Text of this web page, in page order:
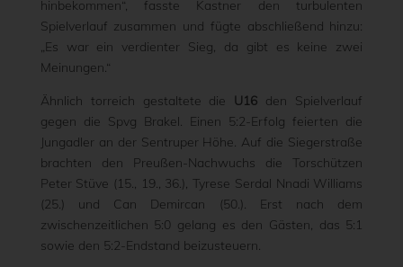
hinbekommen“, fasste Kastner den turbulenten
Spielverlauf zusammen und fügte abschließend hinzu:
„Es war ein verdienter Sieg, da gibt es keine zwei
Meinungen.“
Ähnlich torreich gestaltete die U16 den Spielverlauf
gegen die Spvg Brakel. Einen 5:2-Erfolg feierten die
Jungadler an der Sentruper Höhe. Auf die Siegerstraße
brachten den Preußen-Nachwuchs die Torschützen
Peter Stüve (15., 19., 36.), Tyrese Serdal Nnadi Williams
(25.) und Can Demircan (50.). Erst nach dem
zwischenzeitlichen 5:0 gelang es den Gästen, das 5:1
sowie den 5:2-Endstand beizusteuern.